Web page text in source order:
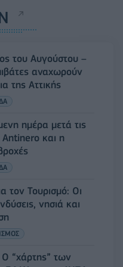
του Αυγούστου –
αναχωρούν
της Αττικής
ημέρα μετά τις
Antinero και η
τον Τουρισμό: Οι
νησιά και
“χάρτης” των